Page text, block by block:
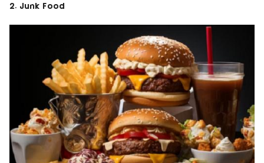
2. Junk Food